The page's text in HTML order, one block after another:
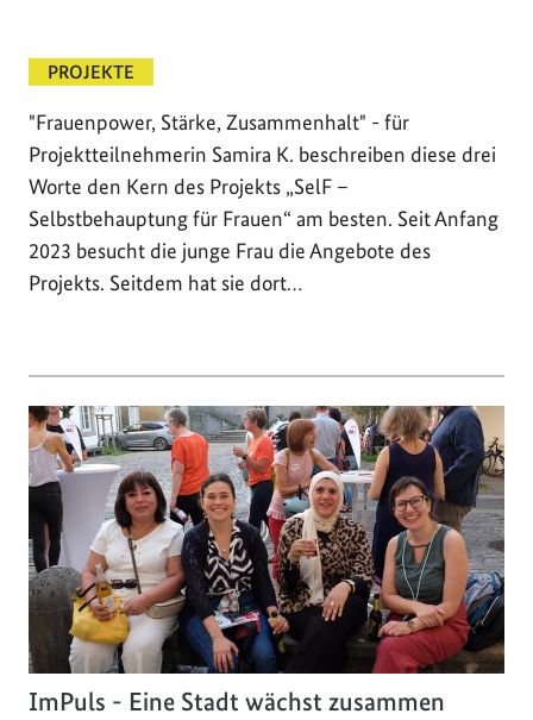
PROJEKTE
"Frauenpower, Stärke, Zusammenhalt" - für
Projektteilnehmerin Samira K. beschreiben diese drei
Worte den Kern des Projekts „SelF –
Selbstbehauptung für Frauen“ am besten. Seit Anfang
2023 besucht die junge Frau die Angebote des
Projekts. Seitdem hat sie dort…
ImPuls - Eine Stadt wächst zusammen